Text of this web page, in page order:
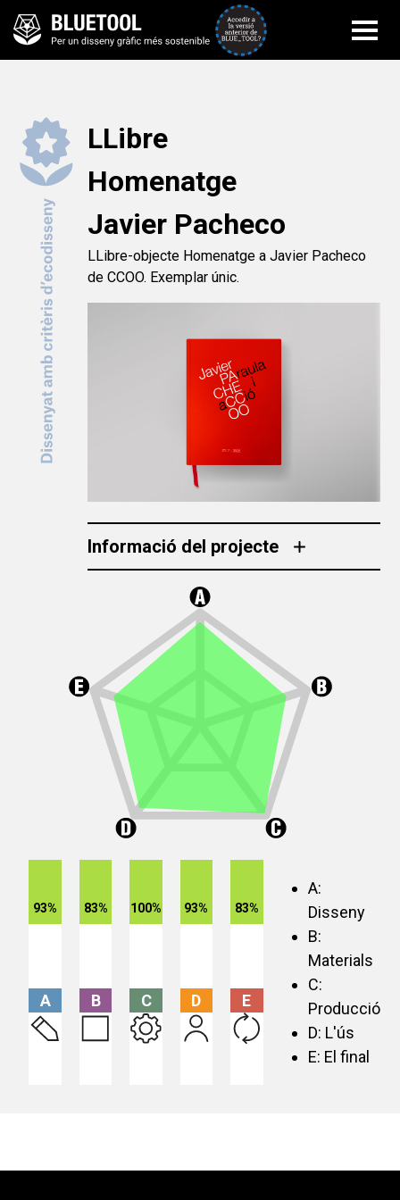
Accedir a la
LLibre
Homenatge
Javier Pacheco
LLibre-objecte Homenatge a Javier Pacheco
de CCOO. Exemplar únic.
Informació del projecte
93%
A
83%
B
100%
C
93%
D
83%
E
A:
Disseny
B:
Materials
C:
Producció
D: L'ús
E: El final